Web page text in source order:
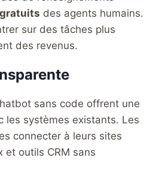
des agents humains.
sur des tâches plus
des revenus.
sans code offrent une
les systèmes existants. Les
connecter à leurs sites
et outils CRM sans